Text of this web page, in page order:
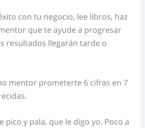
con tu negocio, lee libros, haz
que te ayude a progresar
resultados llegarán tarde o
mentor prometerte 6 cifras en 7
pico y pala, que le digo yo. Poco a